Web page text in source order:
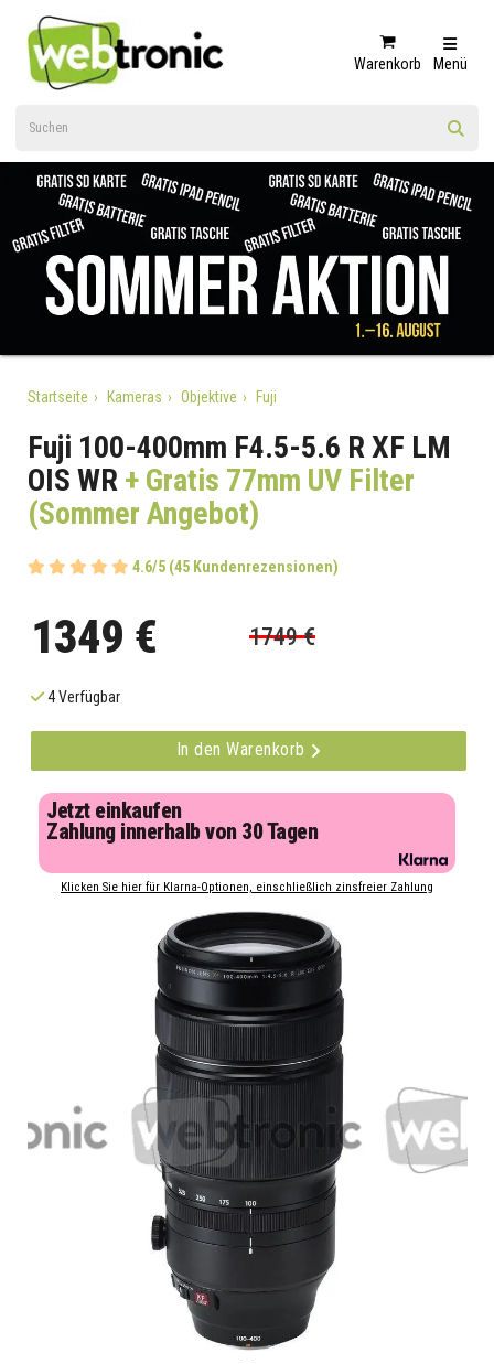
Warenkorb Menü
Startseite Kameras Objektive Fuji
Fuji 100-400mm F4.5-5.6 R XF LM
OIS WR+ Gratis 77mm UV Filter
(Sommer Angebot)
4.6/5 (45 Kundenrezensionen)
1349 € 1749 €
4 Verfügbar
In den Warenkorb
Jetzt einkaufen
Zahlung innerhalb von 30 Tagen
Klicken Sie hier für Klarna-Optionen, einschließlich zinsfreier Zahlung